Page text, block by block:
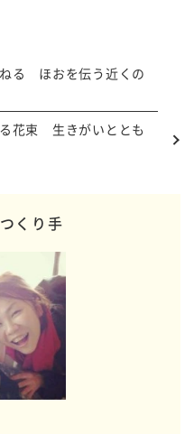
る ほおを伝う近くの
る花束 生きがいととも
くり手